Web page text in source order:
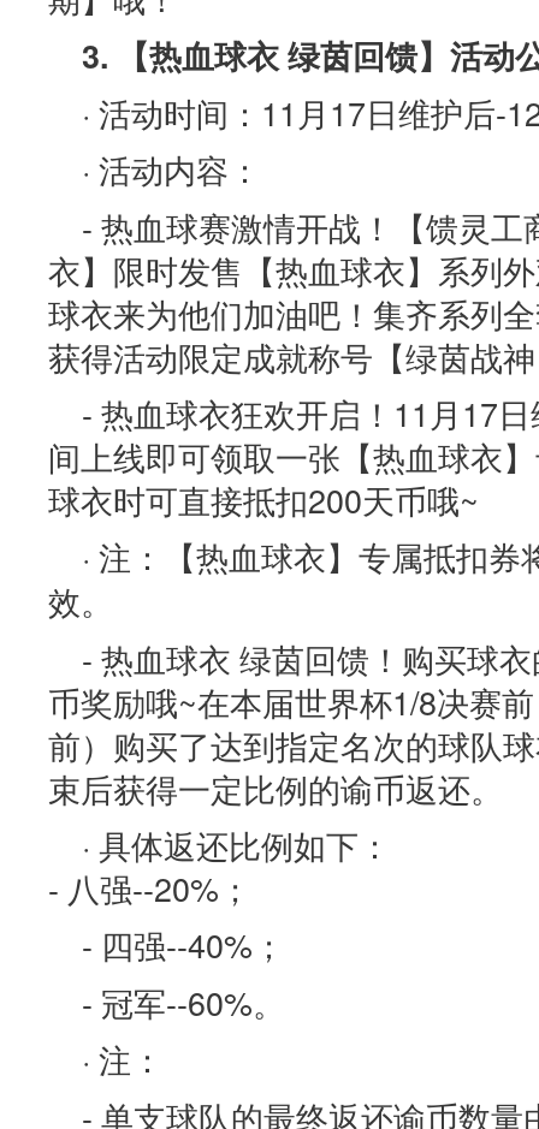
3. 【热血球衣 绿茵回馈】活动
· 活动时间：11月17日维护后-
· 活动内容：
- 热血球赛激情开战！【馈灵
衣】限时发售【热血球衣】系列
球衣来为他们加油吧！集齐系列
获得活动限定成就称号【绿茵战
- 热血球衣狂欢开启！11月17
间上线即可领取一张【热血球衣
球衣时可直接抵扣200天币哦~
· 注：【热血球衣】专属抵扣
效。
- 热血球衣 绿茵回馈！购买球
币奖励哦~在本届世界杯1/8决赛
前）购买了达到指定名次的球队
束后获得一定比例的谕币返还。
· 具体返还比例如下：
- 八强--20%；
- 四强--40%；
- 冠军--60%。
· 注：
- 单支球队的最终返还谕币数